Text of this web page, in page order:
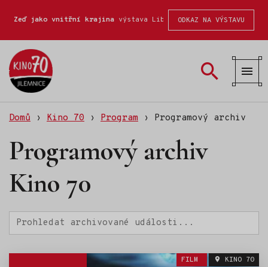
Zeď jako vnitřní krajina výstava Liberecké školy fotografické
ODKAZ NA VÝSTAVU
70
Domů › Kino 70 › Program › Programový archiv
Programový archiv
Kino 70
Hledat
FILM KINO 70